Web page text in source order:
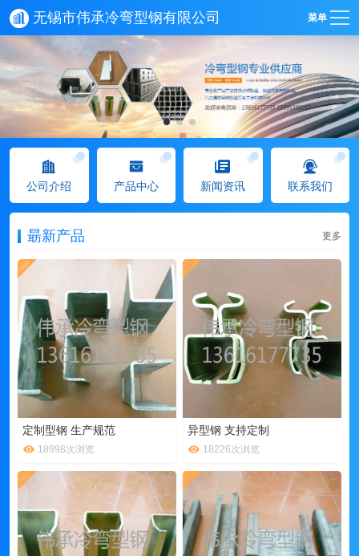
无锡市伟承冷弯型钢有限公司 菜单
公司介绍 产品中心 新闻资讯 联系我们
朂新产品 更多
定制型钢 生产规范
18998次浏览
异型钢 支持定制
18226次浏览